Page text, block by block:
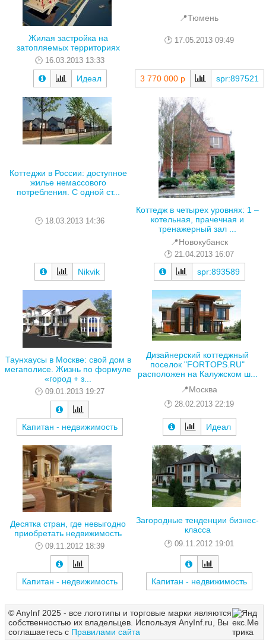
Жилая застройка на
затопляемых территориях
16.03.2013 13:33
Идеал
📍Тюмень
17.05.2013 09:49
3 770 000 р spr:897521
Коттеджи в России: доступное
жилье немассового
потребления. С одной ст...
18.03.2013 14:36
Nikvik
Коттедж в четырех уровнях: 1 –
котельная, прачечная и
тренажерный зал ...
📍Новокубанск
21.04.2013 16:07
spr:893589
Таунхаусы в Москве: свой дом в
мегаполисе. Жизнь по формуле
«город + з...
09.01.2013 19:27
Капитан - недвижимость
Дизайнерский коттеджный
поселок "FORTOPS.RU"
расположен на Калужском ш...
📍Москва
28.02.2013 22:19
Идеал
Десятка стран, где невыгодно
приобретать недвижимость
09.11.2012 18:39
Капитан - недвижимость
Загородные тенденции бизнес-
класса
09.11.2012 19:01
Капитан - недвижимость
© AnyInf 2025 - все логотипы и торговые марки являются
собственностью их владельцев. Используя AnyInf.ru, Вы
соглашаетесь с Правилами сайта